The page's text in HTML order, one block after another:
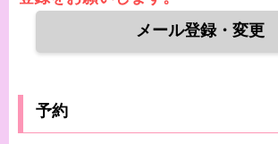
メール登録・変更
予約